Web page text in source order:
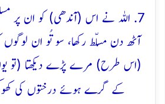
7. اللہ نے اس (آندھی) کو ان پر
آٹھ دن مسلّط رکھا، سو تُو ان
(اس طرح) مرے پڑے دیکھتا (تو یوں
کے گرے ہوئے درختوں کی